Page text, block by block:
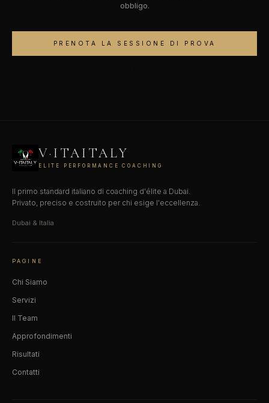
obbligo.
PRENOTA LA SESSIONE DI PROVA
V·ITAITALY
ELITE PERFORMANCE COACHING
Il primo standard italiano di coaching d'élite a Dubai.
Privato, preciso e costruito per chi esige l'eccellenza.
Dubai & Italia
PAGINE
Chi Siamo
Servizi
Il Team
Approfondimenti
Risultati
Contatti